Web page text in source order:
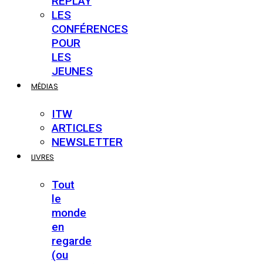
LES
CONFÉRENCES
POUR
LES
JEUNES
MÉDIAS
ITW
ARTICLES
NEWSLETTER
LIVRES
Tout
le
monde
en
regarde
(ou